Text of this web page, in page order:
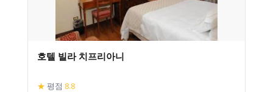
호텔 빌라 치프리아니
★ 평점 8.8